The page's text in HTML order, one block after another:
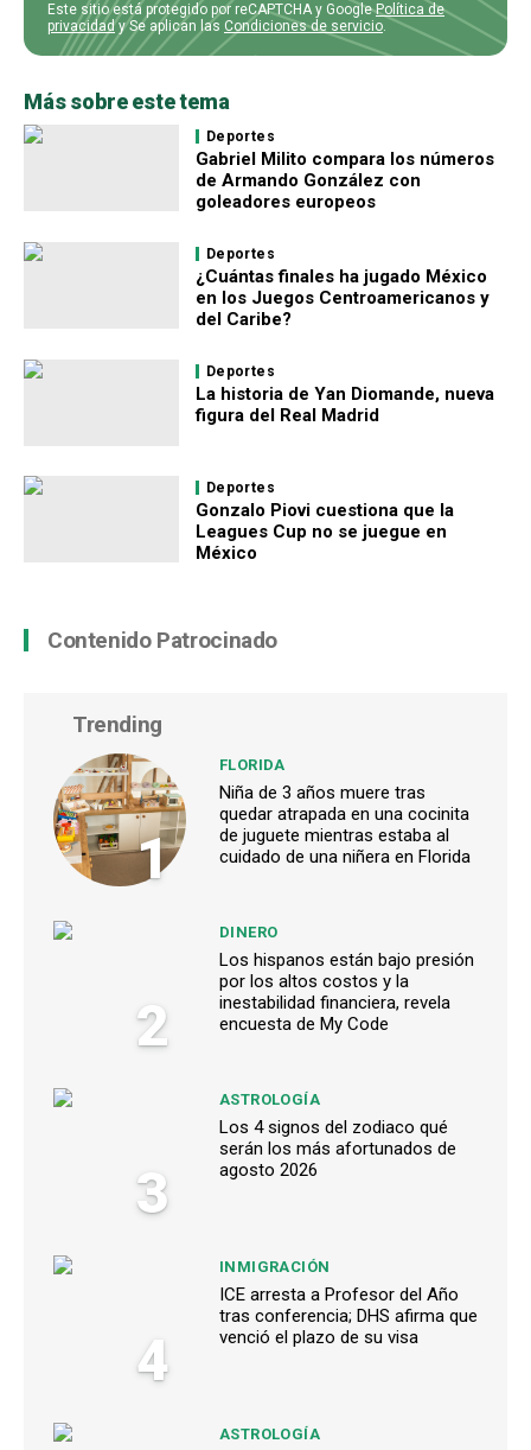
Este sitio está protegido por reCAPTCHA y GooglePolítica de
privacidady Se aplican las Condiciones de servicio.
Más sobre este tema
Deportes
Gabriel Milito compara los números
de Armando González con
goleadores europeos
Deportes
¿Cuántas finales ha jugado México
en los Juegos Centroamericanos y
del Caribe?
Deportes
La historia de Yan Diomande, nueva
figura del Real Madrid
Deportes
Gonzalo Piovi cuestiona que la
Leagues Cup no se juegue en
México
Contenido Patrocinado
Trending
1
FLORIDA
Niña de 3 años muere tras
quedar atrapada en una cocinita
de juguete mientras estaba al
cuidado de una niñera en Florida
2
DINERO
Los hispanos están bajo presión
por los altos costos y la
inestabilidad financiera, revela
encuesta de My Code
3
ASTROLOGÍA
Los 4 signos del zodiaco qué
serán los más afortunados de
agosto 2026
4
INMIGRACIÓN
ICE arresta a Profesor del Año
tras conferencia; DHS afirma que
venció el plazo de su visa
ASTROLOGÍA